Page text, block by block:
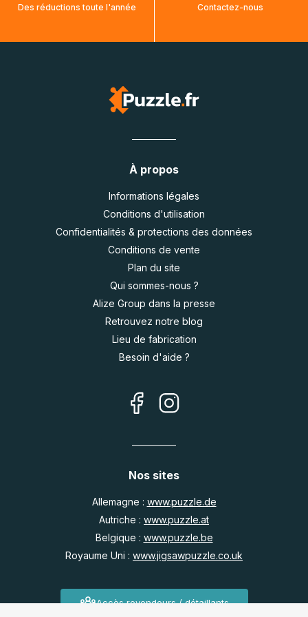
Des réductions toute l'année
Contactez-nous
À propos
Informations légales
Conditions d'utilisation
Confidentialités & protections des données
Conditions de vente
Plan du site
Qui sommes-nous ?
Alize Group dans la presse
Retrouvez notre blog
Lieu de fabrication
Besoin d'aide ?
Nos sites
Allemagne : www.puzzle.de
Autriche : www.puzzle.at
Belgique : www.puzzle.be
Royaume Uni : www.jigsawpuzzle.co.uk
Accès revendeurs / détaillants